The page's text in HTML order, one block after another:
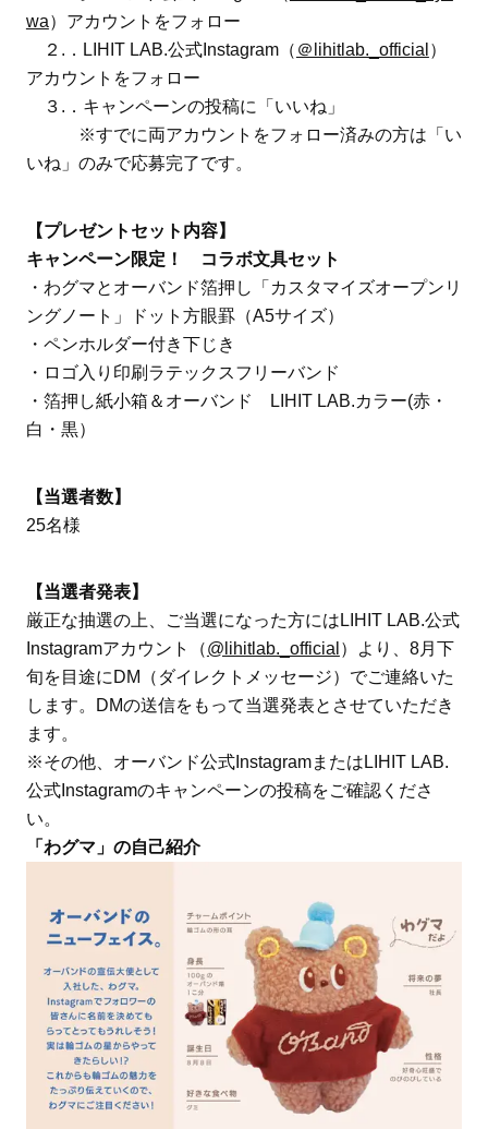
wa）アカウントをフォロー
２.．LIHIT LAB.公式Instagram（ ＠lihitlab._official ）
アカウントをフォロー
３.．キャンペーンの投稿に「いいね」
※すでに両アカウントをフォロー済みの方は「い
いね」のみで応募完了です。
【プレゼントセット内容】
キャンペーン限定！ コラボ文具セット
・わグマとオーバンド箔押し「カスタマイズオープンリ
ングノート」ドット方眼罫（A5サイズ）
・ペンホルダー付き下じき
・ロゴ入り印刷ラテックスフリーバンド
・箔押し紙小箱＆オーバンド LIHIT LAB.カラー(赤・
白・黒）
【当選者数】
25名様
【当選者発表】
厳正な抽選の上、ご当選になった方にはLIHIT LAB.公式
Instagramアカウント（@lihitlab._official ）より、8月下
旬を目途にDM（ダイレクトメッセージ）でご連絡いた
します。DMの送信をもって当選発表とさせていただき
ます。
※その他、オーバンド公式InstagramまたはLIHIT LAB.
公式Instagramのキャンペーンの投稿をご確認くださ
い。
「わグマ」の自己紹介